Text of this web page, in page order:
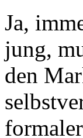
Ja,
jung,
den